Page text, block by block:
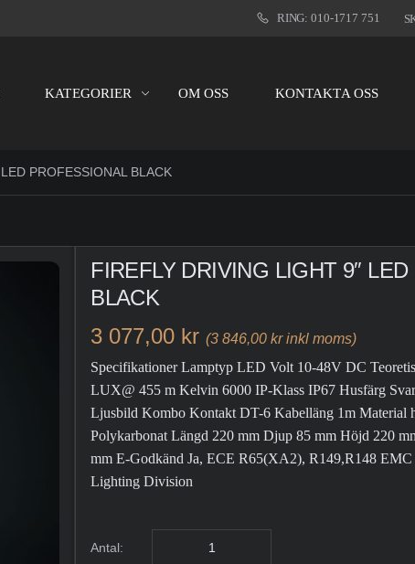
RING: 010-1717 751
KATEGORIER OM OSS KONTAKTA OSS
PROFESSIONAL BLACK
FIREFLY DRIVING LIGHT 9″
BLACK
3 077,00 kr (3 846,00 kr inkl moms)
Specifikationer Lamptyp LED Volt 10-48V DC
LUX@ 455 m Kelvin 6000 IP-Klass IP67 Husfärg
Ljusbild Kombo Kontakt DT-6 Kabelläng 1m Material
Polykarbonat Längd 220 mm Djup 85 mm Höjd 220
mm E-Godkänd Ja, ECE R65(XA2), R149,R148
Lighting Division
Antal: